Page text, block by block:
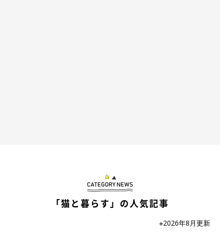
「猫と暮らす」の人気記事
※2026年8月更新